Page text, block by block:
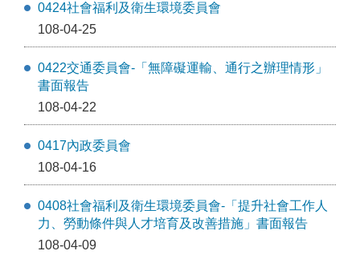
0424社會福利及衛生環境委員會
108-04-25
0422交通委員會-「無障礙運輸、通行之辦理情形」
書面報告
108-04-22
0417內政委員會
108-04-16
0408社會福利及衛生環境委員會-「提升社會工作人
力、勞動條件與人才培育及改善措施」書面報告
108-04-09